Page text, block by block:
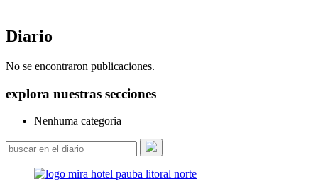
Diario
No se encontraron publicaciones.
explora nuestras secciones
Nenhuma categoria